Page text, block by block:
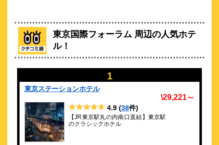
約 0.56 km
\8,082～
東京駅八重洲中央口から徒歩3分◆早朝出発・夜間到着も安心の
約 0.57 km
lyf銀座東京
東京国際フォーラム 周辺の人気ホテ
ル！
1
東京ステーションホテル
\29,221～
4.9 (38件)
【JR東京駅丸の内南口直結】東京駅
のクラシックホテル